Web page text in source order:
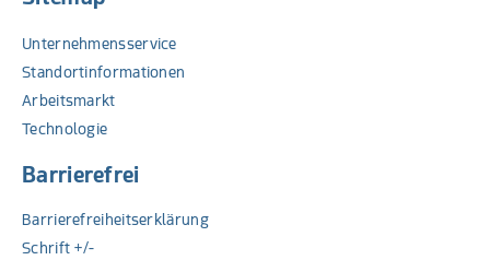
Unternehmensservice
Standortinformationen
Arbeitsmarkt
Technologie
Barrierefrei
Barrierefreiheitserklärung
Schrift +/-